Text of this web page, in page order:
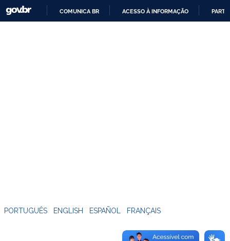
COMUNICA BR ACESSO À INFORMAÇÃO
PORTUGUÊS ENGLISH ESPAÑOL FRANÇAIS